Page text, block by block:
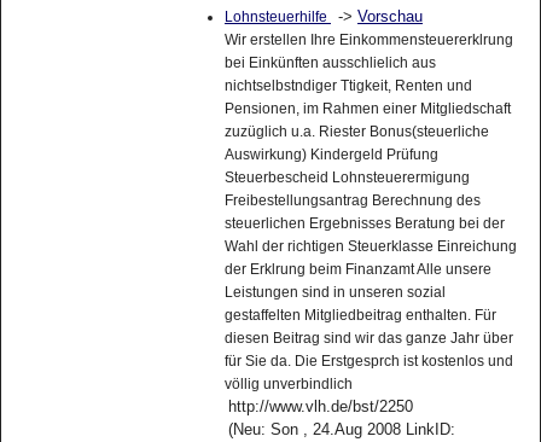
Lohnsteuerhilfe -> Vorschau
Wir erstellen Ihre Einkommensteuererklrung
bei Einkünften ausschlielich aus
nichtselbstndiger Ttigkeit, Renten und
Pensionen, im Rahmen einer Mitgliedschaft
zuzüglich u.a. Riester Bonus(steuerliche
Auswirkung) Kindergeld Prüfung
Steuerbescheid Lohnsteuerermigung
Freibestellungsantrag Berechnung des
steuerlichen Ergebnisses Beratung bei der
Wahl der richtigen Steuerklasse Einreichung
der Erklrung beim Finanzamt Alle unsere
Leistungen sind in unseren sozial
gestaffelten Mitgliedbeitrag enthalten. Für
diesen Beitrag sind wir das ganze Jahr über
für Sie da. Die Erstgesprch ist kostenlos und
völlig unverbindlich
http://www.vlh.de/bst/2250
(Neu: Son , 24.Aug 2008 LinkID: